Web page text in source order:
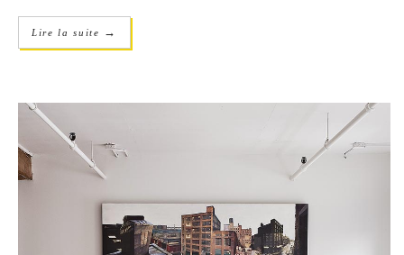
Lire la suite →